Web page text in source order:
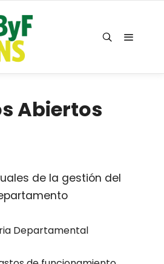
Abiertos
de la gestión del
Departamental